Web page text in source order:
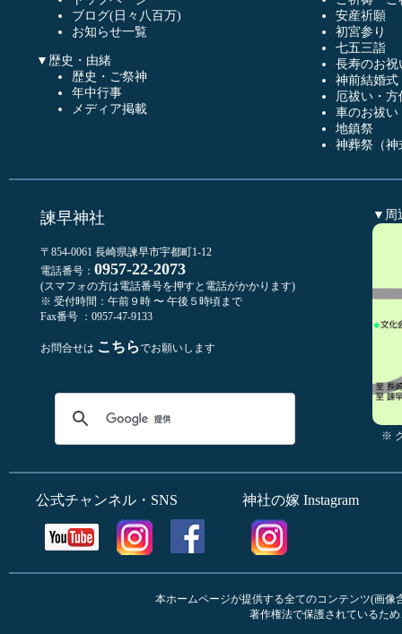
ブログ(日々八百万)
お知らせ一覧
▼歴史・由緒
歴史・ご祭神
年中行事
メディア掲載
安産祈願
初宮参り
七五三詣
長寿のお祝
神前結婚式
厄祓い・方
車のお祓い
地鎮祭
神葬祭（神
諫早神社
〒854-0061 長崎県諫早市宇都町1-12
電話番号： 0957-22-2073
(スマフォの方は電話番号を押すと電話がかかります)
※ 受付時間：午前９時 〜 午後５時頃まで
Fax番号 ：0957-47-9133
お問合せは こちらでお願いします
▼周
※
公式チャンネル・SNS 神社の嫁 Instagram
本ホームページが提供する全てのコンテンツ(画
著作権法で保護されているた